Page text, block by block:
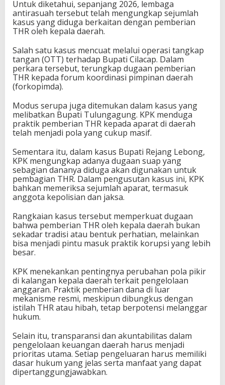
Untuk diketahui, sepanjang 2026, lembaga
antirasuah tersebut telah mengungkap sejumlah
kasus yang diduga berkaitan dengan pemberian
THR oleh kepala daerah.
Salah satu kasus mencuat melalui operasi tangkap
tangan (OTT) terhadap Bupati Cilacap. Dalam
perkara tersebut, terungkap dugaan pemberian
THR kepada forum koordinasi pimpinan daerah
(forkopimda).
Modus serupa juga ditemukan dalam kasus yang
melibatkan Bupati Tulungagung. KPK menduga
praktik pemberian THR kepada aparat di daerah
telah menjadi pola yang cukup masif.
Sementara itu, dalam kasus Bupati Rejang Lebong,
KPK mengungkap adanya dugaan suap yang
sebagian dananya diduga akan digunakan untuk
pembagian THR. Dalam pengusutan kasus ini, KPK
bahkan memeriksa sejumlah aparat, termasuk
anggota kepolisian dan jaksa.
Rangkaian kasus tersebut memperkuat dugaan
bahwa pemberian THR oleh kepala daerah bukan
sekadar tradisi atau bentuk perhatian, melainkan
bisa menjadi pintu masuk praktik korupsi yang lebih
besar.
KPK menekankan pentingnya perubahan pola pikir
di kalangan kepala daerah terkait pengelolaan
anggaran. Praktik pemberian dana di luar
mekanisme resmi, meskipun dibungkus dengan
istilah THR atau hibah, tetap berpotensi melanggar
hukum.
Selain itu, transparansi dan akuntabilitas dalam
pengelolaan keuangan daerah harus menjadi
prioritas utama. Setiap pengeluaran harus memiliki
dasar hukum yang jelas serta manfaat yang dapat
dipertanggungjawabkan.